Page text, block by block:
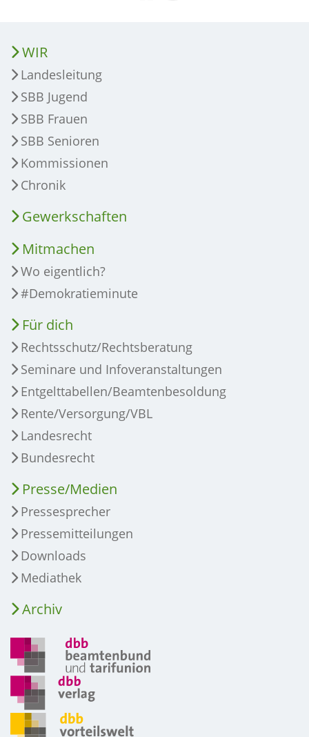
WIR
Landesleitung
SBB Jugend
SBB Frauen
SBB Senioren
Kommissionen
Chronik
Gewerkschaften
Mitmachen
Wo eigentlich?
#Demokratieminute
Für dich
Rechtsschutz/Rechtsberatung
Seminare und Infoveranstaltungen
Entgelttabellen/Beamtenbesoldung
Rente/Versorgung/VBL
Landesrecht
Bundesrecht
Presse/Medien
Pressesprecher
Pressemitteilungen
Downloads
Mediathek
Archiv